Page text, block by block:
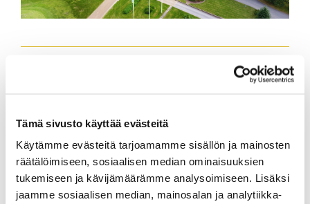
Tämä sivusto käyttää evästeitä
Käytämme evästeitä tarjoamamme sisällön ja mainosten
räätälöimiseen, sosiaalisen median ominaisuuksien
tukemiseen ja kävijämäärämme analysoimiseen. Lisäksi
jaamme sosiaalisen median, mainosalan ja analytiikka-
Olemme tällä pelikaudella luopumassa käteisen
rahan käytöstä maksuvälineenä ja siirrymme
käyttämään vain elektronisia maksutapoja.
Toivomme, että keväästä lähtien maksut sekä
caddiemasterille että ravintolaan hoidettaisiin joko
pankki-/luottokorteilla tai muilla sähköisillä tavoilla.